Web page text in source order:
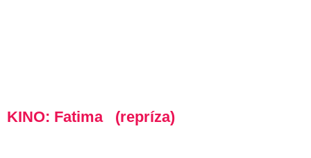
KINO: Fatima (repríza)